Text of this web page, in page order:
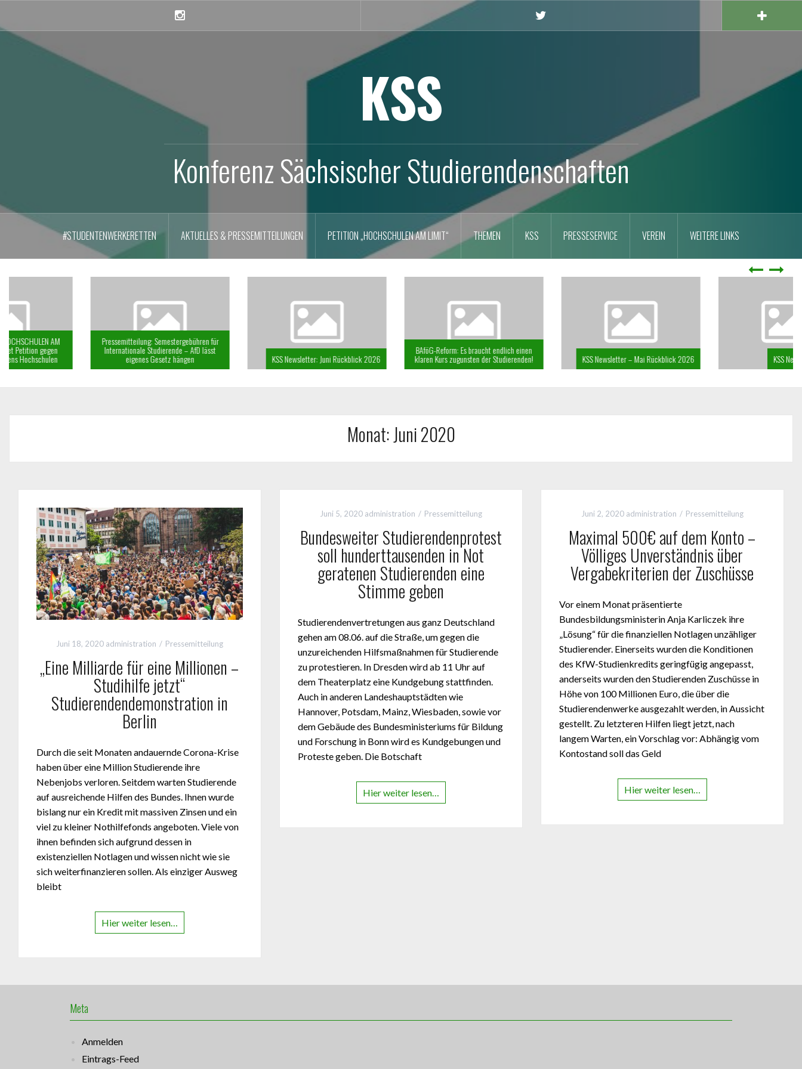
content
KSS
Konferenz Sächsischer Studierendenschaften
#STUDENTENWERKERETTEN AKTUELLES & PRESSEMITTEILUNGEN PETITION „HOCHSCHULEN AM LIMIT“ THEMEN KSS PRESSESERVICE VEREIN WEITERE LINKS
Pressemitteilung: Semestergebühren für
Internationale Studierende – AfD lässt
eigenes Gesetz hängen KSS Newsletter: Juni Rückblick 2026
BAföG-Reform: Es braucht endlich einen
klaren Kurs zugunsten der Studierenden! KSS Newsletter – Mai Rückblick 2026 KSS Newsletter April 2026
Monat:Juni 2020
Juni 18, 2020 administration Pressemitteilung
„Eine Milliarde für eine Millionen –
Studihilfe jetzt“
Studierendendemonstration in
Berlin
Durch die seit Monaten andauernde Corona-Krise
haben über eine Million Studierende ihre
Nebenjobs verloren. Seitdem warten Studierende
auf ausreichende Hilfen des Bundes. Ihnen wurde
bislang nur ein Kredit mit massiven Zinsen und ein
viel zu kleiner Nothilfefonds angeboten. Viele von
ihnen befinden sich aufgrund dessen in
existenziellen Notlagen und wissen nicht wie sie
sich weiterfinanzieren sollen. Als einziger Ausweg
bleibt
Hier weiter lesen…
Juni 5, 2020 administration Pressemitteilung
Bundesweiter Studierendenprotest
soll hunderttausenden in Not
geratenen Studierenden eine
Stimme geben
Studierendenvertretungen aus ganz Deutschland
gehen am 08.06. auf die Straße, um gegen die
unzureichenden Hilfsmaßnahmen für Studierende
zu protestieren. In Dresden wird ab 11 Uhr auf
dem Theaterplatz eine Kundgebung stattfinden.
Auch in anderen Landeshauptstädten wie
Hannover, Potsdam, Mainz, Wiesbaden, sowie vor
dem Gebäude des Bundesministeriums für Bildung
und Forschung in Bonn wird es Kundgebungen und
Proteste geben. Die Botschaft
Hier weiter lesen…
Juni 2, 2020 administration Pressemitteilung
Maximal 500€ auf dem Konto –
Völliges Unverständnis über
Vergabekriterien der Zuschüsse
Vor einem Monat präsentierte
Bundesbildungsministerin Anja Karliczek ihre
„Lösung“ für die finanziellen Notlagen unzähliger
Studierender. Einerseits wurden die Konditionen
des KfW-Studienkredits geringfügig angepasst,
anderseits wurden den Studierenden Zuschüsse in
Höhe von 100 Millionen Euro, die über die
Studierendenwerke ausgezahlt werden, in Aussicht
gestellt. Zu letzteren Hilfen liegt jetzt, nach
langem Warten, ein Vorschlag vor: Abhängig vom
Kontostand soll das Geld
Hier weiter lesen…
Meta
Anmelden
Eintrags-Feed